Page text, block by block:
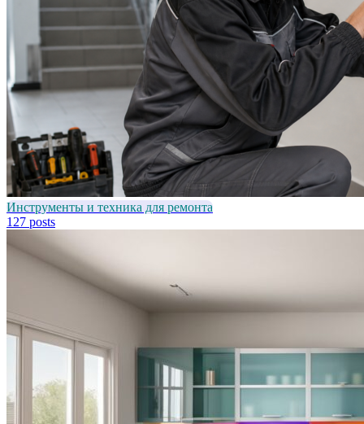
Инструменты и техника для ремонта
127 posts